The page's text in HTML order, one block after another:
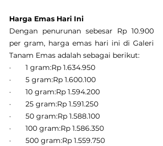
Harga Emas Hari Ini
Dengan penurunan sebesar Rp 10.900
per gram, harga emas hari ini di Galeri
Tanam Emas adalah sebagai berikut:
·       1 gram:Rp 1.634.950
·       5 gram:Rp 1.600.100
·       10 gram:Rp 1.594.200
·       25 gram:Rp 1.591.250
·       50 gram:Rp 1.588.100
·       100 gram:Rp 1.586.350
·       500 gram:Rp 1.559.750